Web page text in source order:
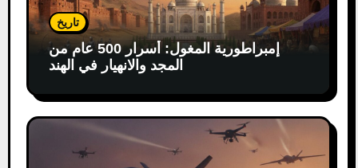
تاريخ
إمبراطورية المغول: أسرار 500 عام من
المجد والانهيار في الهند